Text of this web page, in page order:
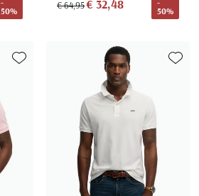
-
50%
€ 64,95€ 32,48
-
50%
Toevoegen aan favorieten